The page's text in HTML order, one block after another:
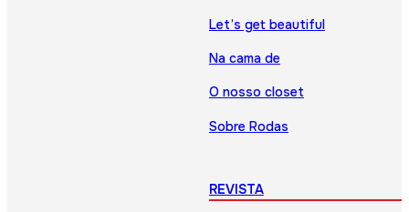
Let’s get beautiful
Na cama de
O nosso closet
Sobre Rodas
REVISTA